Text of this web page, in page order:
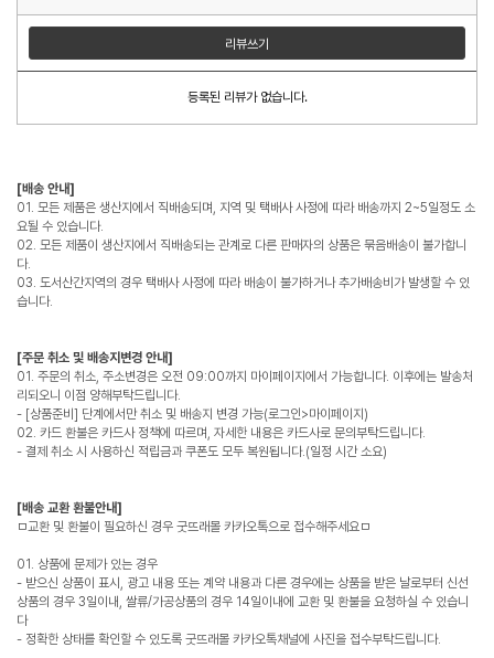
리뷰쓰기
등록된 리뷰가 없습니다.
[배송 안내]
01. 모든 제품은 생산지에서 직배송되며, 지역 및 택배사 사정에 따라 배송까지 2~5일정도 소
요될 수 있습니다.
02. 모든 제품이 생산지에서 직배송되는 관계로 다른 판매자의 상품은 묶음배송이 불가합니
다.
03. 도서산간지역의 경우 택배사 사정에 따라 배송이 불가하거나 추가배송비가 발생할 수 있
습니다.
[주문 취소 및 배송지변경 안내]
01. 주문의 취소, 주소변경은 오전 09:00까지 마이페이지에서 가능합니다. 이후에는 발송처
리되오니 이점 양해부탁드립니다.
- [상품준비] 단계에서만 취소 및 배송지 변경 가능(로그인>마이페이지)
02. 카드 환불은 카드사 정책에 따르며, 자세한 내용은 카드사로 문의부탁드립니다.
- 결제 취소 시 사용하신 적립금과 쿠폰도 모두 복원됩니다.(일정 시간 소요)
[배송 교환 환불안내]
ㅁ교환 및 환불이 필요하신 경우 굿뜨래몰 카카오톡으로 접수해주세요ㅁ
01. 상품에 문제가 있는 경우
- 받으신 상품이 표시, 광고 내용 또는 계약 내용과 다른 경우에는 상품을 받은 날로부터 신선
상품의 경우 3일이내, 쌀류/가공상품의 경우 14일이내에 교환 및 환불을 요청하실 수 있습니
다
- 정확한 상태를 확인할 수 있도록 굿뜨래몰 카카오톡채널에 사진을 접수부탁드립니다.